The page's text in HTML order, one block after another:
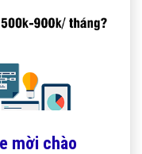
mời chào